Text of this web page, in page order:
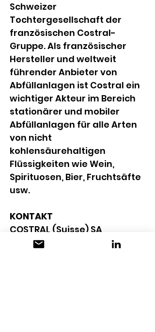
Schweizer
Tochtergesellschaft der
französischen Costral-
Gruppe. Als französischer
Hersteller und weltweit
führender Anbieter von
Abfüllanlagen ist Costral ein
wichtiger Akteur im Bereich
stationärer und mobiler
Abfüllanlagen für alle Arten
von nicht
kohlensäurehaltigen
Flüssigkeiten wie Wein,
Spirituosen, Bier, Fruchtsäfte
usw.
KONTAKT
COSTRAL (Suisse) SA
Ch. de la Paluds 2